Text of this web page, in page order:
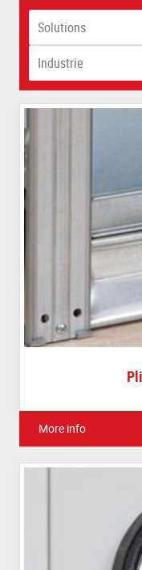
Solutions
Industrie
More info